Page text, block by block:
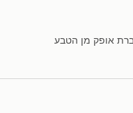
אופק מן הטבע